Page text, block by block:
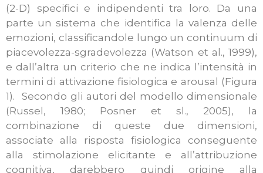
(2-D) specifici e indipendenti tra loro. Da una
parte un sistema che identifica la valenza delle
emozioni, classificandole lungo un continuum di
piacevolezza-sgradevolezza (Watson et al., 1999),
e dall’altra un criterio che ne indica l’intensità in
termini di attivazione fisiologica e arousal (Figura
1). Secondo gli autori del modello dimensionale
(Russel, 1980; Posner et sl., 2005), la
combinazione di queste due dimensioni,
associate alla risposta fisiologica conseguente
alla stimolazione elicitante e all’attribuzione
cognitiva, darebbero quindi origine alla